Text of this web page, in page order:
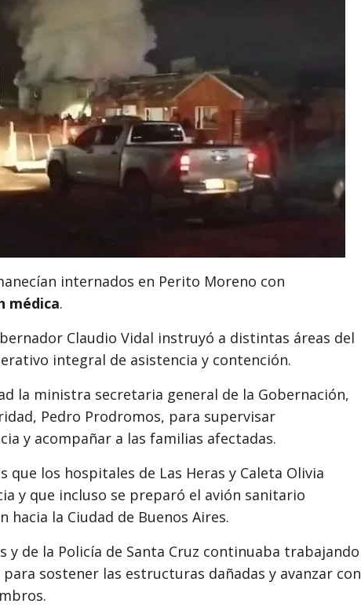
internados en Perito Moreno con
médica.
Claudio Vidal instruyó a distintas áreas del
integral de asistencia y contención.
la ministra secretaria general de la Gobernación,
Pedro Prodromos, para supervisar
y acompañar a las familias afectadas.
los hospitales de Las Heras y Caleta Olivia
y que incluso se preparó el avión sanitario
la Ciudad de Buenos Aires.
de la Policía de Santa Cruz continuaba trabajando
sostener las estructuras dañadas y avanzar con